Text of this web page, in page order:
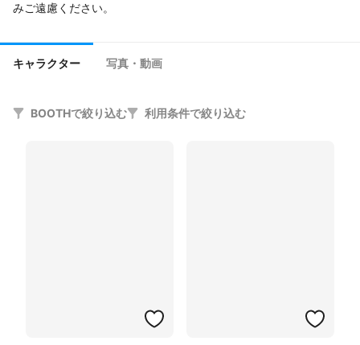
みご遠慮ください。
世界観やキャラクター像は固定されていません。
それぞれの解釈で、のびのびと広げてもらえたら嬉しいです。
キャラクター 写真・動画
BOOTHで絞り込む 利用条件で絞り込む